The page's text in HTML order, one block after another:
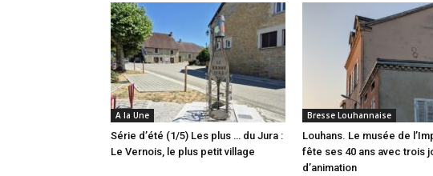
A la Une
Série d’été (1/5) Les plus … du Jura :
Le Vernois, le plus petit village
Bresse Louhannaise
Louhans. Le musée de
fête ses 40 ans avec trois
d’animation